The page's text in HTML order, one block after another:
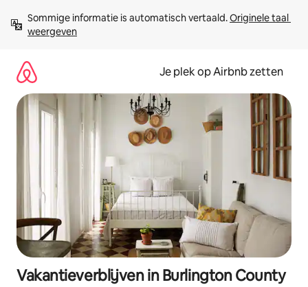
direct
naar
Sommige informatie is automatisch vertaald. Originele taal
weergeven
Je plek op Airbnb zetten
Vakantieverblijven in Burlington County